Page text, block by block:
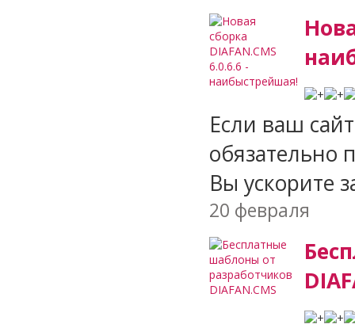
Если ваш
обязательно
Вы ускорите
20 февраля